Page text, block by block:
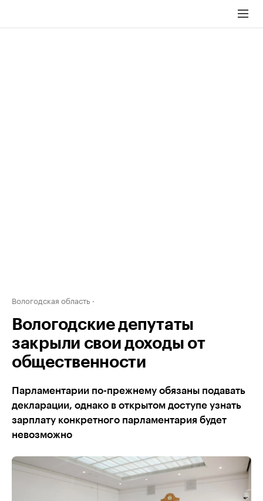
Вологодская область
Вологодские депутаты
закрыли свои доходы от
общественности
Парламентарии по-прежнему обязаны подавать
декларации, однако в открытом доступе узнать
зарплату конкретного парламентария будет
невозможно